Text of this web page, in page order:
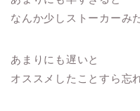
なんか少しストーカーみ
あまりにも遅いと
オススメしたことすら忘